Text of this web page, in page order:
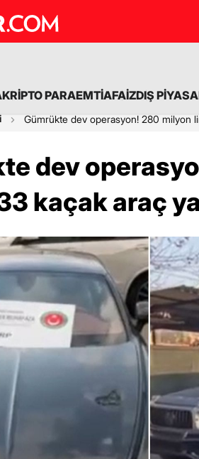
KRİPTO PARAEMTİAFAİZDIŞ
Gümrükte dev operasyon! 280 milyon
dev
kaçak araç